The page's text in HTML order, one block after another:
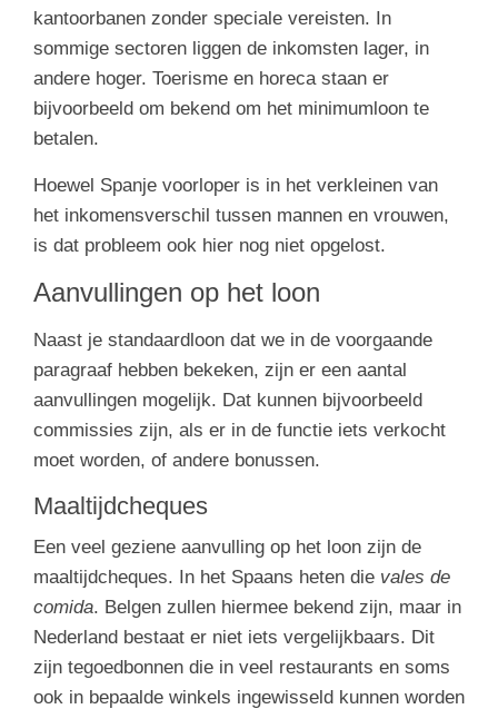
kantoorbanen zonder speciale vereisten. In
sommige sectoren liggen de inkomsten lager, in
andere hoger. Toerisme en horeca staan er
bijvoorbeeld om bekend om het minimumloon te
betalen.
Hoewel Spanje voorloper is in het verkleinen van
het inkomensverschil tussen mannen en vrouwen,
is dat probleem ook hier nog niet opgelost.
Aanvullingen op het loon
Naast je standaardloon dat we in de voorgaande
paragraaf hebben bekeken, zijn er een aantal
aanvullingen mogelijk. Dat kunnen bijvoorbeeld
commissies zijn, als er in de functie iets verkocht
moet worden, of andere bonussen.
Maaltijdcheques
Een veel geziene aanvulling op het loon zijn de
maaltijdcheques. In het Spaans heten die vales de
comida. Belgen zullen hiermee bekend zijn, maar in
Nederland bestaat er niet iets vergelijkbaars. Dit
zijn tegoedbonnen die in veel restaurants en soms
ook in bepaalde winkels ingewisseld kunnen worden